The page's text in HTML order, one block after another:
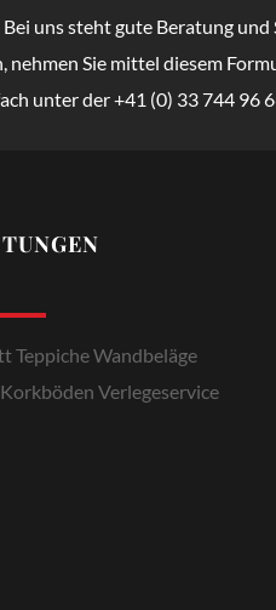
uns steht gute Beratung und
Sie mittel diesem
unter der +41 (0) 33 744 96
TeppicheWandbeläge
Verlegeservice